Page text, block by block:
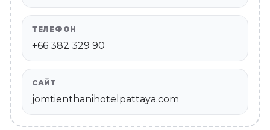
ТЕЛЕФОН
+66 382 329 90
САЙТ
jomtienthanihotelpattaya.com